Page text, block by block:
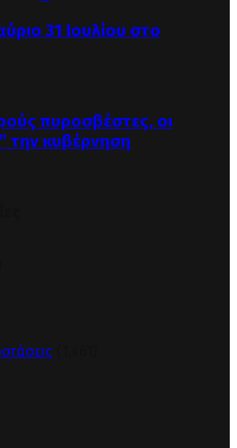
31 Ιουλίου στο
πυροσβέστες, οι
την κυβέρνηση